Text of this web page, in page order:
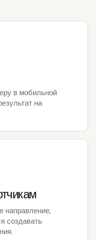
в мобильной
на
направление,
создавать